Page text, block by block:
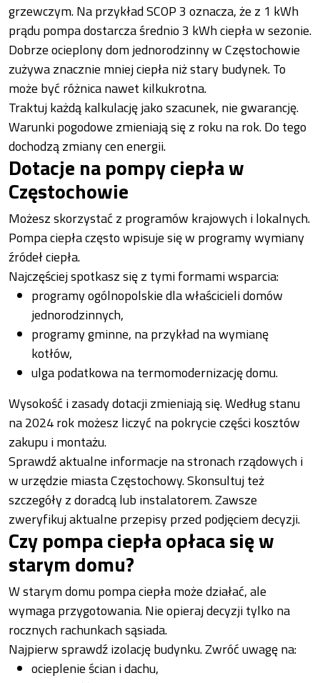
grzewczym. Na przykład SCOP 3 oznacza, że z 1 kWh
prądu pompa dostarcza średnio 3 kWh ciepła w sezonie.
Dobrze ocieplony dom jednorodzinny w Częstochowie
zużywa znacznie mniej ciepła niż stary budynek. To
może być różnica nawet kilkukrotna.
Traktuj każdą kalkulację jako szacunek, nie gwarancję.
Warunki pogodowe zmieniają się z roku na rok. Do tego
dochodzą zmiany cen energii.
Dotacje na pompy ciepła w
Częstochowie
Możesz skorzystać z programów krajowych i lokalnych.
Pompa ciepła często wpisuje się w programy wymiany
źródeł ciepła.
Najczęściej spotkasz się z tymi formami wsparcia:
programy ogólnopolskie dla właścicieli domów
jednorodzinnych,
programy gminne, na przykład na wymianę
kotłów,
ulga podatkowa na termomodernizację domu.
Wysokość i zasady dotacji zmieniają się. Według stanu
na 2024 rok możesz liczyć na pokrycie części kosztów
zakupu i montażu.
Sprawdź aktualne informacje na stronach rządowych i
w urzędzie miasta Częstochowy. Skonsultuj też
szczegóły z doradcą lub instalatorem. Zawsze
zweryfikuj aktualne przepisy przed podjęciem decyzji.
Czy pompa ciepła opłaca się w
starym domu?
W starym domu pompa ciepła może działać, ale
wymaga przygotowania. Nie opieraj decyzji tylko na
rocznych rachunkach sąsiada.
Najpierw sprawdź izolację budynku. Zwróć uwagę na:
ocieplenie ścian i dachu,